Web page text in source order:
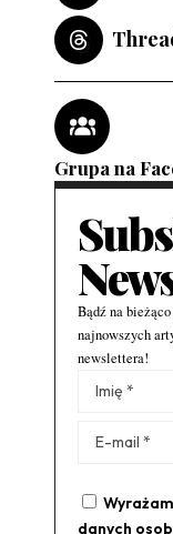
Grupa na
Bądź na
najnowszych
newslettera!
danych
Alternative: